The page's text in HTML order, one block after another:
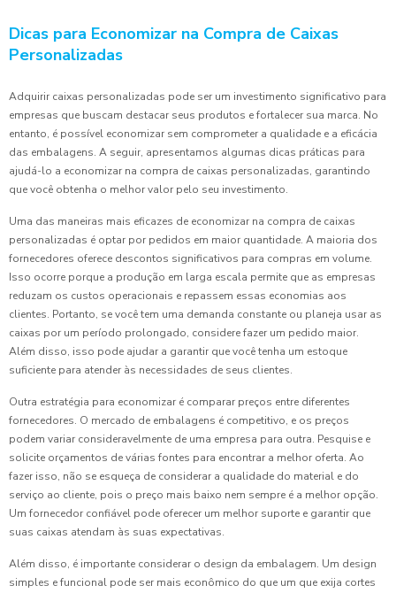
Dicas para Economizar na Compra de Caixas
Personalizadas
Adquirir caixas personalizadas pode ser um investimento significativo para
empresas que buscam destacar seus produtos e fortalecer sua marca. No
entanto, é possível economizar sem comprometer a qualidade e a eficácia
das embalagens. A seguir, apresentamos algumas dicas práticas para
ajudá-lo a economizar na compra de caixas personalizadas, garantindo
que você obtenha o melhor valor pelo seu investimento.
Uma das maneiras mais eficazes de economizar na compra de caixas
personalizadas é optar por pedidos em maior quantidade. A maioria dos
fornecedores oferece descontos significativos para compras em volume.
Isso ocorre porque a produção em larga escala permite que as empresas
reduzam os custos operacionais e repassem essas economias aos
clientes. Portanto, se você tem uma demanda constante ou planeja usar as
caixas por um período prolongado, considere fazer um pedido maior.
Além disso, isso pode ajudar a garantir que você tenha um estoque
suficiente para atender às necessidades de seus clientes.
Outra estratégia para economizar é comparar preços entre diferentes
fornecedores. O mercado de embalagens é competitivo, e os preços
podem variar consideravelmente de uma empresa para outra. Pesquise e
solicite orçamentos de várias fontes para encontrar a melhor oferta. Ao
fazer isso, não se esqueça de considerar a qualidade do material e do
serviço ao cliente, pois o preço mais baixo nem sempre é a melhor opção.
Um fornecedor confiável pode oferecer um melhor suporte e garantir que
suas caixas atendam às suas expectativas.
Além disso, é importante considerar o design da embalagem. Um design
simples e funcional pode ser mais econômico do que um que exija cortes